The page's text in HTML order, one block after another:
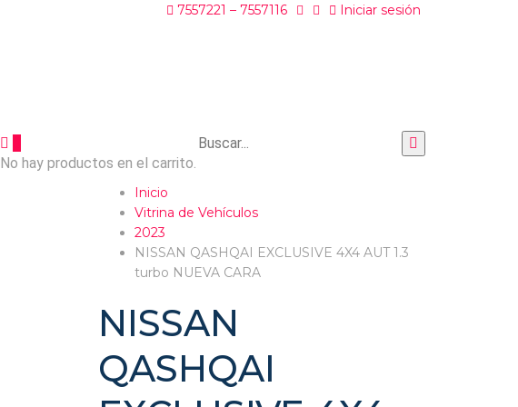
7557221 – 7557116 Iniciar sesión
No hay productos en el carrito.
Inicio
Vitrina de Vehículos
2023
NISSAN QASHQAI EXCLUSIVE 4X4 AUT 1.3
turbo NUEVA CARA
NISSAN
QASHQAI